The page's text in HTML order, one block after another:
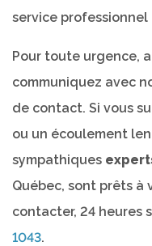
service
Pour toute urgence,
communiquez avec
de contact. Si vous
ou un écoulement
sympathiques
Québec, sont prêts à
contacter, 24 heures
1043.